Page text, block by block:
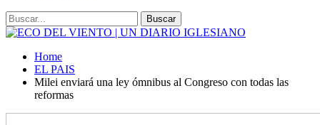
Home
EL PAIS
Milei enviará una ley ómnibus al Congreso con todas las
reformas